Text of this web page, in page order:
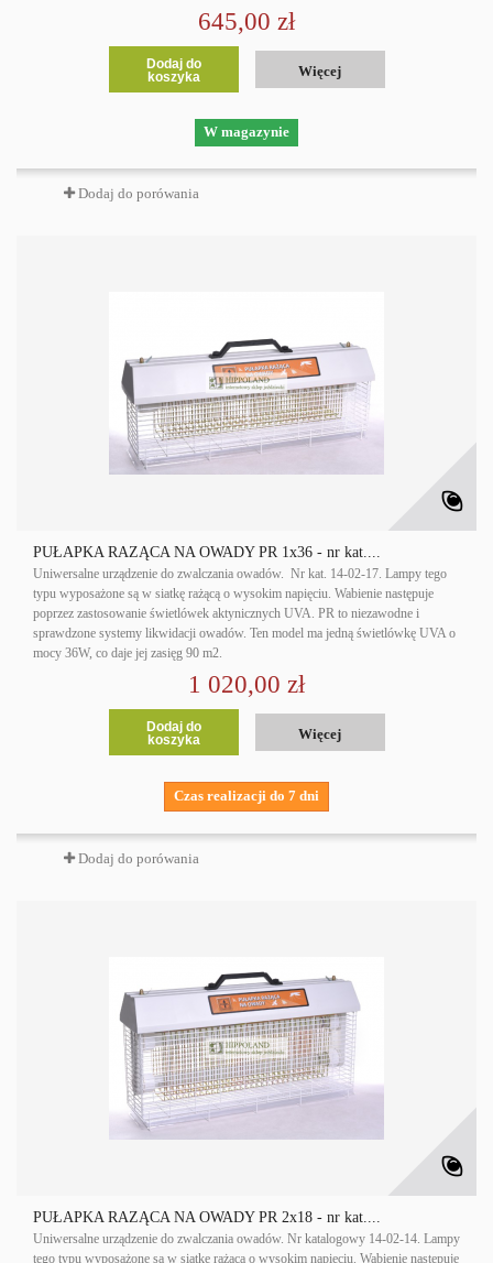
645,00 zł
Dodaj do
koszyka
Więcej
W magazynie
Dodaj do porówania
PUŁAPKA RAŻĄCA NA OWADY PR 1x36 - nr kat....
Uniwersalne urządzenie do zwalczania owadów. Nr kat. 14-02-17. Lampy tego
typu wyposażone są w siatkę rażącą o wysokim napięciu. Wabienie następuje
poprzez zastosowanie świetlówek aktynicznych UVA. PR to niezawodne i
sprawdzone systemy likwidacji owadów. Ten model ma jedną świetlówkę UVA o
mocy 36W, co daje jej zasięg 90 m2.
1 020,00 zł
Dodaj do
koszyka
Więcej
Czas realizacji do 7 dni
Dodaj do porówania
PUŁAPKA RAŻĄCA NA OWADY PR 2x18 - nr kat....
Uniwersalne urządzenie do zwalczania owadów. Nr katalogowy 14-02-14. Lampy
tego typu wyposażone są w siatkę rażącą o wysokim napięciu. Wabienie następuje